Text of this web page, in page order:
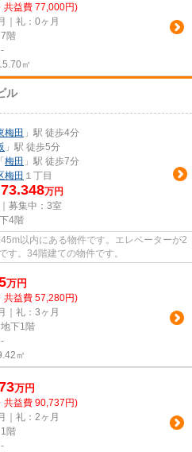
共益費 77,000円)
｜礼：0ヶ月
階
㎡
ル
梅田 」駅 徒歩4分
」駅 徒歩5分
「 梅田 」駅 徒歩7分
梅田 １丁目
73.348万円
募集中： 3室
4階
以内にある物件です。エレベーターが2
す。34階建ての物件です。
万円
共益費 57,280円)
｜礼：3ヶ月
下1階
㎡
万円
共益費 90,737円)
｜礼：2ヶ月
階